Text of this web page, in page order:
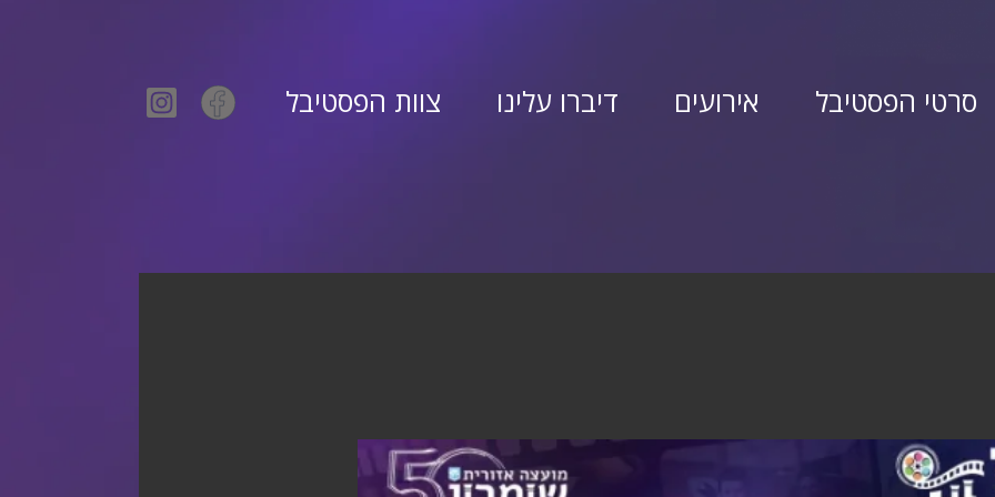
סרטי הפסטיבל אירועים דיברו עלינו צוות הפסטיבל